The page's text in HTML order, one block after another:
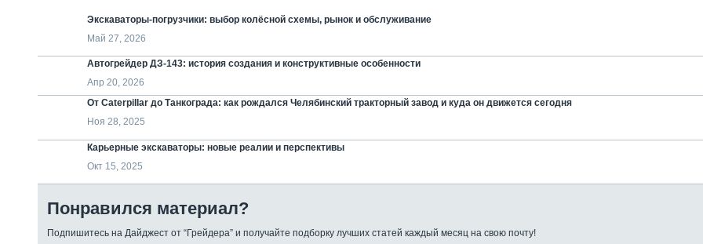
Экскаваторы-погрузчики: выбор колёсной схемы, рынок и обслуживание
Май 27, 2026
Автогрейдер ДЗ-143: история создания и конструктивные особенности
Апр 20, 2026
От Caterpillar до Танкограда: как рождался Челябинский тракторный завод и куда он движется сегодня
Ноя 28, 2025
Карьерные экскаваторы: новые реалии и перспективы
Окт 15, 2025
Понравился материал?
Подпишитесь на Дайджест от “Грейдера” и получайте подборку лучших статей каждый месяц на свою почту!